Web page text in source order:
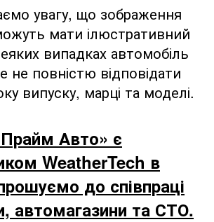
увагу, що зображення
мати ілюстративний
випадках автомобіль
повністю відповідати
випуску, марці та моделі.
Авто» є
WeatherTech в
до співпраці
автомагазини та СТО.